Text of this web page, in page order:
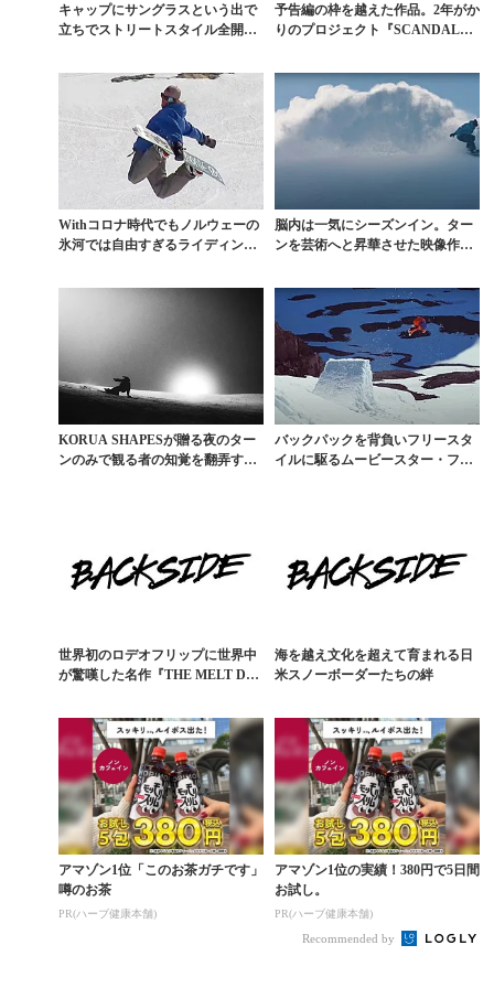
キャップにサングラスという出で
立ちでストリートスタイル全開の
予告編の枠を越えた作品。2年がか
りのプロジェクト『SCANDALNA
Withコロナ時代でもノルウェーの
氷河では自由すぎるライディング
脳内は一気にシーズンイン。ター
ンを芸術へと昇華させた映像作品
KORUA SHAPESが贈る夜のター
ンのみで観る者の知覚を翻弄する
バックパックを背負いフリースタ
イルに駆るムービースター・フリ
世界初のロデオフリップに世界中
が驚嘆した名作『THE MELT DO
海を越え文化を超えて育まれる日
米スノーボーダーたちの絆
アマゾン1位「このお茶ガチです」
噂のお茶
PR(ハーブ健康本舗)
アマゾン1位の実績！380円で5日間
お試し。
PR(ハーブ健康本舗)
Recommended by